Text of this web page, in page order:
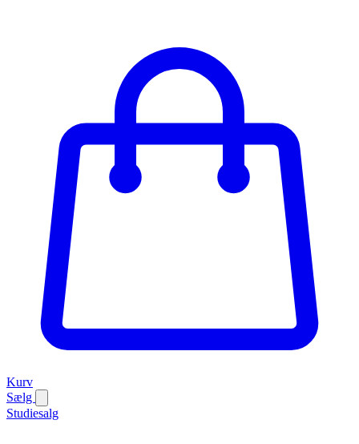
Kurv
Sælg
Studiesalg